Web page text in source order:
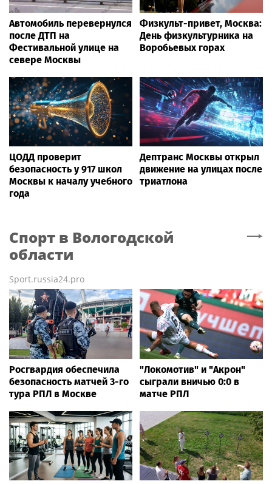
Автомобиль перевернулся
после ДТП на
Фестивальной улице на
севере Москвы
Физкульт-привет, Москва:
День физкультурника на
Воробьевых горах
ЦОДД проверит
безопасность у 917 школ
Москвы к началу учебного
года
Дептранс Москвы открыл
движение на улицах после
триатлона
Спорт в Вологодской
области
Sport.russia24.pro
Росгвардия обеспечила
безопасность матчей 3-го
тура РПЛ в Москве
"Локомотив" и "Акрон"
сыграли вничью 0:0 в
матче РПЛ